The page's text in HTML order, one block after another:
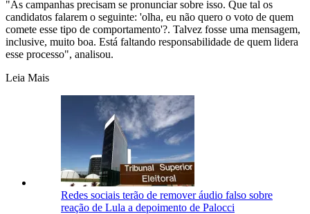
"As campanhas precisam se pronunciar sobre isso. Que tal os
candidatos falarem o seguinte: 'olha, eu não quero o voto de quem
comete esse tipo de comportamento'?. Talvez fosse uma mensagem,
inclusive, muito boa. Está faltando responsabilidade de quem lidera
esse processo", analisou.
Leia Mais
Redes sociais terão de remover áudio falso sobre
reação de Lula a depoimento de Palocci